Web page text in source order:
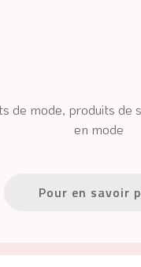
en mode
Pour en savoir